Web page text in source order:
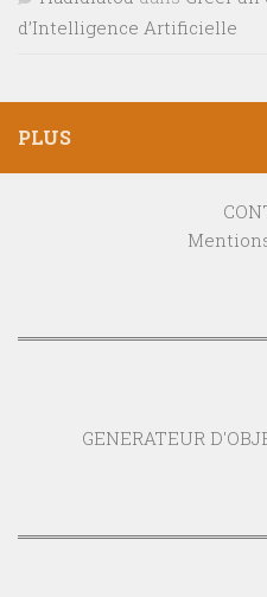
d’Intelligence Artificielle
PLUS
GENERATEUR